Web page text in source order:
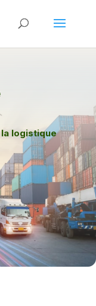
logistique